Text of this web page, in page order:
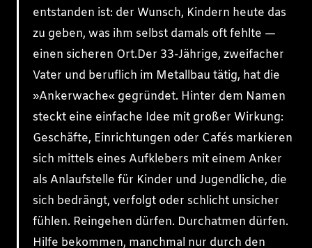
entstanden ist: der Wunsch, Kindern heute das
zu geben, was ihm selbst damals oft fehlte —
einen sicheren Ort.Der 33-Jährige, zweifacher
Vater und beruflich im Metallbau tätig, hat die
»Ankerwache« gegründet. Hinter dem Namen
steckt eine einfache Idee mit großer Wirkung:
Geschäfte, Einrichtungen oder Cafés markieren
sich mittels eines Aufklebers mit einem Anker
als Anlaufstelle für Kinder und Jugendliche, die
sich bedrängt, verfolgt oder schlicht unsicher
fühlen. Reingehen dürfen. Durchatmen dürfen.
Hilfe bekommen, manchmal nur durch den